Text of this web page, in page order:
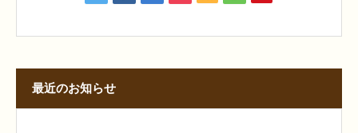
最近のお知らせ